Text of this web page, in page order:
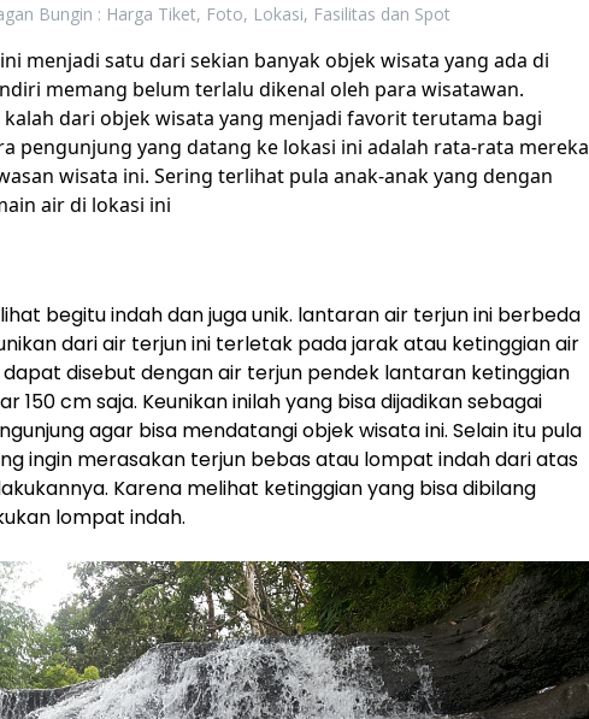
Bungin : Harga Tiket, Foto, Lokasi, Fasilitas dan Spot
menjadi satu dari sekian banyak objek wisata yang ada di
memang belum terlalu dikenal oleh para wisatawan.
dari objek wisata yang menjadi favorit terutama bagi
pengunjung yang datang ke lokasi ini adalah rata-rata mereka
wisata ini. Sering terlihat pula anak-anak yang dengan
air di lokasi ini
begitu indah dan juga unik. lantaran air terjun ini berbeda
dari air terjun ini terletak pada jarak atau ketinggian air
dapat disebut dengan air terjun pendek lantaran ketinggian
150 cm saja. Keunikan inilah yang bisa dijadikan sebagai
agar bisa mendatangi objek wisata ini. Selain itu pula
ingin merasakan terjun bebas atau lompat indah dari atas
Karena melihat ketinggian yang bisa dibilang
lompat indah.